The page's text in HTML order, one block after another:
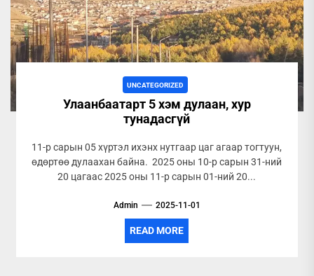
UNCATEGORIZED
Улаанбаатарт 5 хэм дулаан, хур
тунадасгүй
11-р сарын 05 хүртэл ихэнх нутгаар цаг агаар тогтуун,
өдөртөө дулаахан байна. 2025 оны 10-р сарын 31-ний
20 цагаас 2025 оны 11-р сарын 01-ний 20...
Admin 2025-11-01
READ MORE